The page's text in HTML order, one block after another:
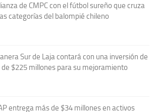
de CMPC con el fútbol sureño que cruza
categorías del balompié chileno
Sur de Laja contará con una inversión de
de $225 millones para su mejoramiento
entrega más de $34 millones en activos